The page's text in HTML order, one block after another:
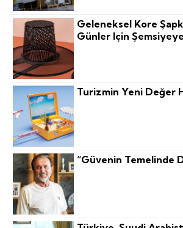
Geleneksel Kore
Günler Için
Turizmin Yeni Değer
“Güvenin Temelinde